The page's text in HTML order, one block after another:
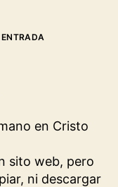
en Cristo
sito web, pero
ni descargar